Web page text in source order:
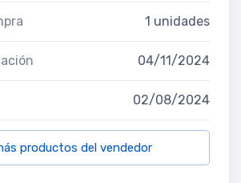
1 unidades
04/11/2024
02/08/2024
productos del vendedor